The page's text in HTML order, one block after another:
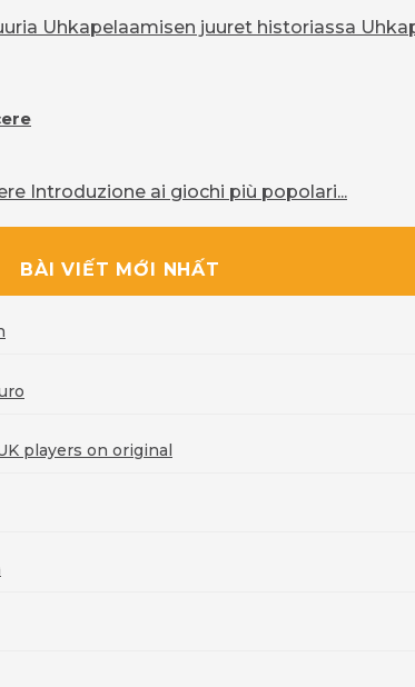
Uhkapelaamisen juuret historiassa
Introduzione ai giochi più popolari...
BÀI VIẾT MỚI NHẤT
players on original